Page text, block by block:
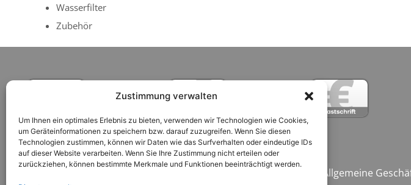
Zustimmung verwalten
Um Ihnen ein optimales Erlebnis zu bieten, verwenden wir Technologien wie Cookies,
um Geräteinformationen zu speichern bzw. darauf zuzugreifen. Wenn Sie diesen
Technologien zustimmen, können wir Daten wie das Surfverhalten oder eindeutige IDs
auf dieser Website verarbeiten. Wenn Sie Ihre Zustimmung nicht erteilen oder
zurückziehen, können bestimmte Merkmale und Funktionen beeinträchtigt werden.
Wasserfilter
Zubehör
Nutzungsbedingungen / Allgemeine